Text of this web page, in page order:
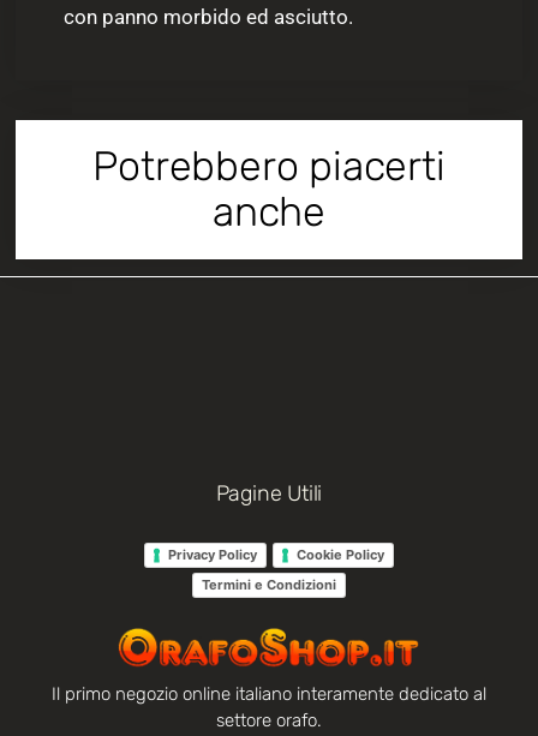
con panno morbido ed asciutto.
Potrebbero piacerti
anche
Pagine Utili
Privacy Policy
Cookie Policy
Termini e Condizioni
Il primo negozio online italiano interamente dedicato al
settore orafo.